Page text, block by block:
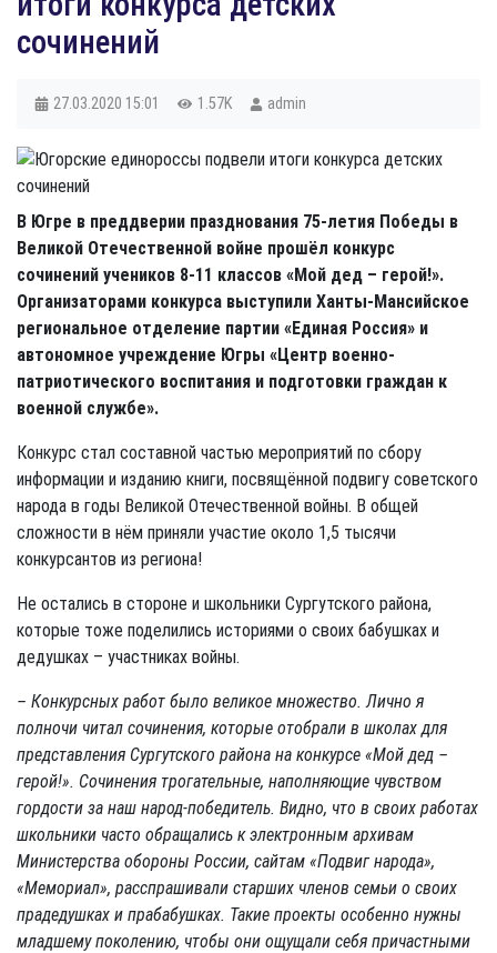
сочинений
27.03.2020 15:01 1.57K admin
В Югре в преддверии празднования 75-летия Победы в
Великой Отечественной вой­не прошёл конкурс
сочинений учеников 8-11 классов «Мой дед – герой!».
Организаторами конкурса выступили Ханты-Мансийское
региональное отделение партии «Единая Россия» и
автономное учреждение Югры «Центр военно-
патриотического воспитания и подготовки граждан к
военной службе».
Конкурс стал составной частью мероприятий по сбору
информации и изданию книги, посвящённой подвигу советского
народа в годы Великой Отечественной войны. В общей
сложности в нём приняли участие около 1,5 тысячи
конкурсантов из региона!
Не остались в стороне и школьники Сургутского рай­она,
которые тоже поделились историями о своих бабушках и
дедушках – участниках войны.
– Конкурсных работ было великое множество. Лично я
полночи читал сочинения, которые отобрали в школах для
представления Сургутского района на конкурсе «Мой дед –
герой!». Сочинения трогательные, наполняющие чувством
гордости за наш народ-победитель. Видно, что в своих работах
школьники часто обращались к электронным архивам
Министерства обороны России, сайтам «Подвиг народа»,
«Мемориал», расспрашивали старших членов семьи о своих
прадедушках и прабабушках. Такие проекты особенно нужны
младшему поколению, чтобы они ощущали себя причастными